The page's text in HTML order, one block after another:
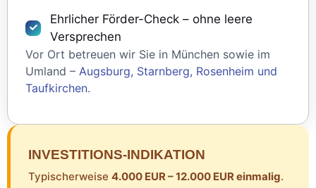
Ehrlicher Förder-Check – ohne leere
Versprechen
Vor Ort betreuen wir Sie in München sowie im
Umland – Augsburg, Starnberg, Rosenheim und
Taufkirchen.
INVESTITIONS-INDIKATION
Typischerweise 4.000 EUR – 12.000 EUR einmalig.